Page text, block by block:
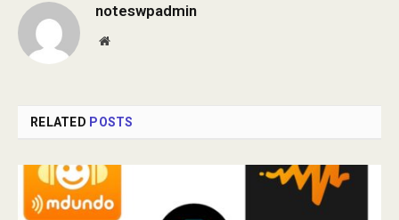
noteswpadmin
Website
RELATED POSTS